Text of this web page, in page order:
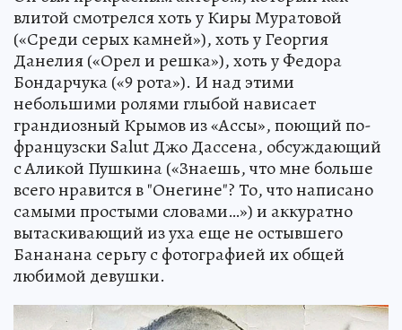
влитой смотрелся хоть у Киры Муратовой
(«Среди серых камней»), хоть у Георгия
Данелия («Орел и решка»), хоть у Федора
Бондарчука («9 рота»). И над этими
небольшими ролями глыбой нависает
грандиозный Крымов из «Ассы», поющий по-
французски Salut Джо Дассена, обсуждающий
с Аликой Пушкина («Знаешь, что мне больше
всего нравится в "Онегине"? То, что написано
самыми простыми словами…») и аккуратно
вытаскивающий из уха еще не остывшего
Бананана серьгу с фотографией их общей
любимой девушки.